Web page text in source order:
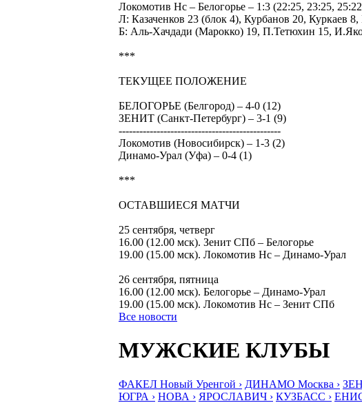
Локомотив Нс – Белогорье – 1:3 (22:25, 23:25,
Л: Казаченков 23 (блок 4), Курбанов 20, Куркаев
Б: Аль-Хачдади (Марокко) 19, П.Тетюхин 15,
***
ТЕКУЩЕЕ ПОЛОЖЕНИЕ
БЕЛОГОРЬЕ (Белгород) – 4-0 (12)
ЗЕНИТ (Санкт-Петербург) – 3-1 (9)
-----------------------------------------------
Локомотив (Новосибирск) – 1-3 (2)
Динамо-Урал (Уфа) – 0-4 (1)
***
ОСТАВШИЕСЯ МАТЧИ
25 сентября, четверг
16.00 (12.00 мск). Зенит СПб – Белогорье
19.00 (15.00 мск). Локомотив Нс – Динамо-Урал
26 сентября, пятница
16.00 (12.00 мск). Белогорье – Динамо-Урал
19.00 (15.00 мск). Локомотив Нс – Зенит СПб
Все новости
МУЖСКИЕ КЛУБЫ
ФАКЕЛ Новый Уренгой › ДИНАМО Москва ›
ЮГРА › НОВА › ЯРОСЛАВИЧ › КУЗБАСС ›